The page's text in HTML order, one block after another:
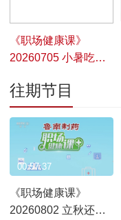
《职场健康课》
20260705 小暑吃对
轻
往期节目
《职场健康课》
20260802 立秋还在
00:57:37